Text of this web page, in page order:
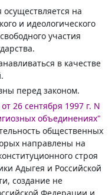
на
и идеологического
участия
в качестве
перед законом.
от 26 сентября 1997 г. N
объединениях"
общественных
направлены на
строя
Адыгея и Российской
создание не